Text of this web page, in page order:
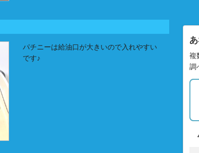
パチニーは給油口が大きいので入れやすい
です♪
複
調